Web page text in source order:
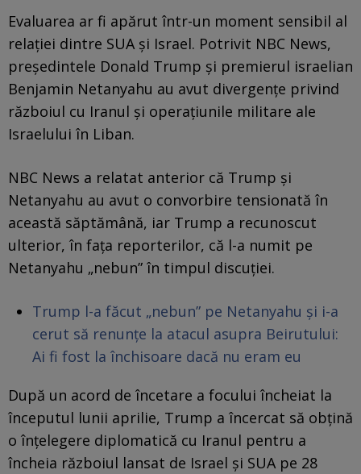
Evaluarea ar fi apărut într-un moment sensibil al
relației dintre SUA și Israel. Potrivit NBC News,
președintele Donald Trump și premierul israelian
Benjamin Netanyahu au avut divergențe privind
războiul cu Iranul și operațiunile militare ale
Israelului în Liban.
NBC News a relatat anterior că Trump și
Netanyahu au avut o convorbire tensionată în
această săptămână, iar Trump a recunoscut
ulterior, în fața reporterilor, că l-a numit pe
Netanyahu „nebun” în timpul discuției.
Trump l-a făcut „nebun” pe Netanyahu și i-a
cerut să renunțe la atacul asupra Beirutului:
Ai fi fost la închisoare dacă nu eram eu
După un acord de încetare a focului încheiat la
începutul lunii aprilie, Trump a încercat să obțină
o înțelegere diplomatică cu Iranul pentru a
încheia războiul lansat de Israel și SUA pe 28